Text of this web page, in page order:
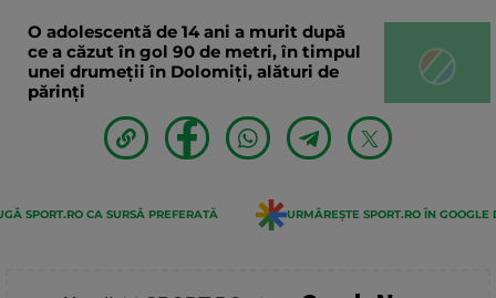
O adolescentă de 14 ani a murit după
ce a căzut în gol 90 de metri, în timpul
unei drumeții în Dolomiți, alături de
părinți
SPORT.RO CA SURSĂ PREFERATĂ URMĂREȘTE SPORT.RO ÎN GOOGLE